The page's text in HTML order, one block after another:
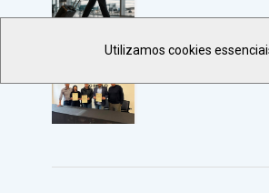
Utilizamos cookies